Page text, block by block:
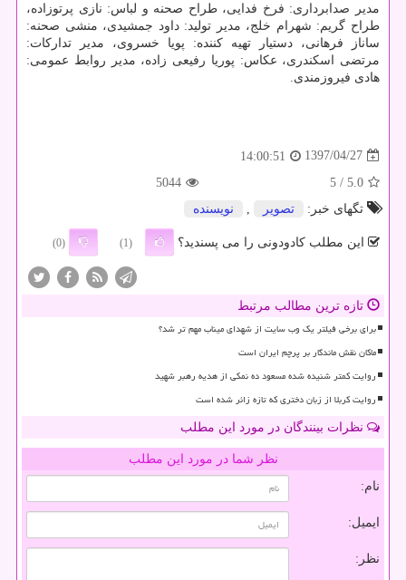
مدیر صدابرداری: فرخ فدایی، طراح صحنه و لباس: نازی پرتوزاده،
طراح گریم: شهرام خلج، مدیر تولید: داود جمشیدی، منشی صحنه:
ساناز فرهانی، دستیار تهیه كننده: پویا خسروی، مدیر تداركات:
مرتضی اسكندری، عكاس: پوریا رفیعی زاده، مدیر روابط عمومی:
هادی فیروزمندی.
1397/04/27
14:00:51
5.0
/ 5
5044
تگهای خبر:
تصویر , نویسنده
این مطلب کادودونی را می پسندید؟ (1)
(0)
تازه ترین مطالب مرتبط
برای برخی فیلتر یک وب سایت از شهدای میناب مهم تر شد؟
ماکان نقش ماندگار بر پرچم ایران است
روایت کمتر شنیده شده مسعود ده نمکی از هدیه رهبر شهید
روایت کربلا از زبان دختری که تازه زائر شده است
نظرات بینندگان در مورد این مطلب
نظر شما در مورد این مطلب
نام:
ایمیل:
نظر: